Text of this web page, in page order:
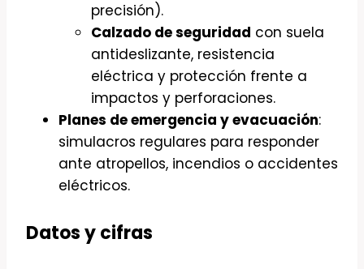
precisión).
Calzado de seguridad con suela
antideslizante, resistencia
eléctrica y protección frente a
impactos y perforaciones.
Planes de emergencia y evacuación:
simulacros regulares para responder
ante atropellos, incendios o accidentes
eléctricos.
Datos y cifras